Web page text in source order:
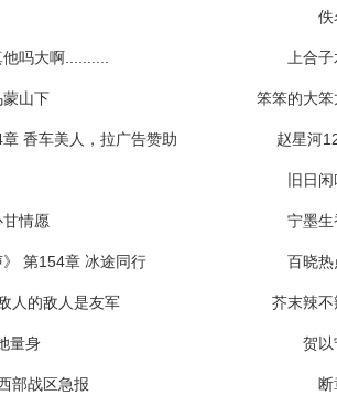
佚
吗大啊.......... 上合
山下 笨笨的大笨
香车美人，拉广告赞助 赵星河
旧日
情愿 宁墨生
》 第154章 冰途同行 百晓热
人的敌人是友军 芥末辣不
量身 贺以
部战区急报